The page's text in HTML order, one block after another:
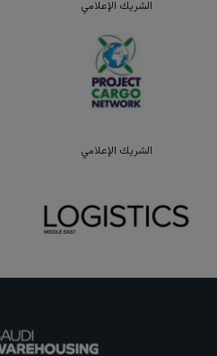
الشريك الإعلامي
الشريك الإعلامي